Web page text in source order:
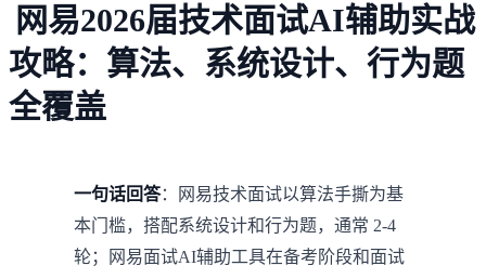
网易2026届技术面试AI辅助实战
攻略：算法、系统设计、行为题
全覆盖
一句话回答：网易技术面试以算法手撕为基
本门槛，搭配系统设计和行为题，通常 2-4
轮；网易面试AI辅助工具在备考阶段和面试